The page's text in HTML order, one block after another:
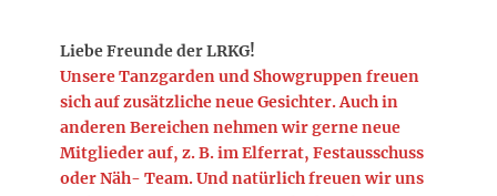
Liebe Freunde der LRKG!
Unsere Tanzgarden und Showgruppen freuen
sich auf zusätzliche neue Gesichter. Auch in
anderen Bereichen nehmen wir gerne neue
Mitglieder auf, z. B. im Elferrat, Festausschuss
oder Näh- Team. Und natürlich freuen wir uns